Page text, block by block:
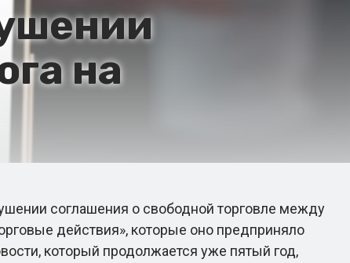
на
соглашения о свободной торговле между
действия», которые оно предприняло
который продолжается уже пятый год,